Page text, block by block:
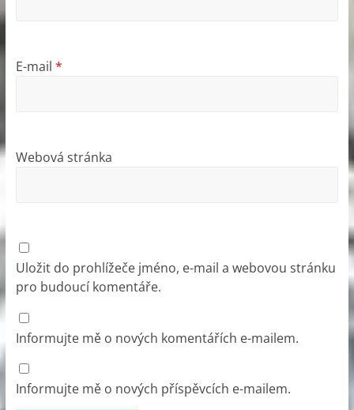
E-mail *
Webová stránka
Uložit do prohlížeče jméno, e-mail a webovou stránku
pro budoucí komentáře.
Informujte mě o nových komentářích e-mailem.
Informujte mě o nových příspěvcích e-mailem.